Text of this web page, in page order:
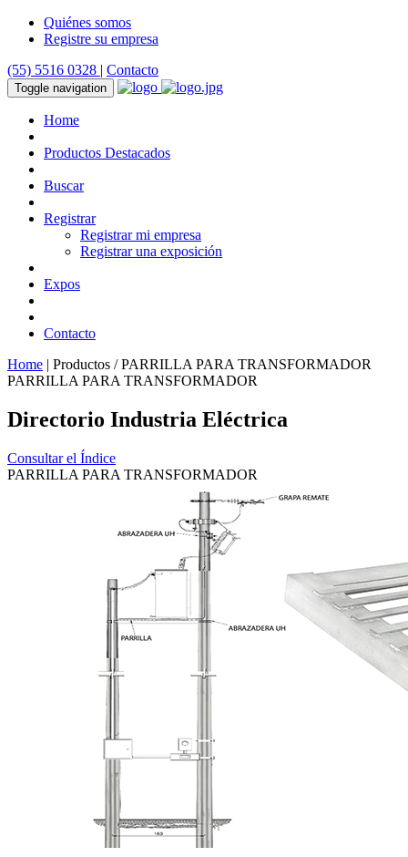
Quiénes somos
Registre su empresa
(55) 5516 0328 | Contacto
Toggle navigation
Home
Productos Destacados
Buscar
Registrar
Registrar mi empresa
Registrar una exposición
Expos
Contacto
Home | Productos / PARRILLA PARA TRANSFORMADOR
PARRILLA PARA TRANSFORMADOR
Directorio Industria Eléctrica
Consultar el Índice
PARRILLA PARA TRANSFORMADOR